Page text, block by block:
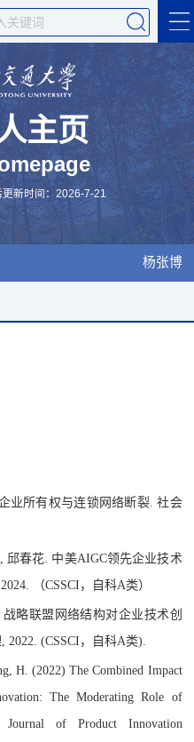
个人信息
经历
发表
项目与学生
主页
更新时间：2026-7-21
杨张博
业所有权与连锁网络断裂 .社会
, 邱春花 中美AIGC领先企业技术
, 2024. （CSSCI ，自科A类）
略联盟网络结构对企业技术创
, 2022. (CSSCI ，自科A类).
H. (2022) The Combined Impact
The Moderating Role of
of Product Innovation